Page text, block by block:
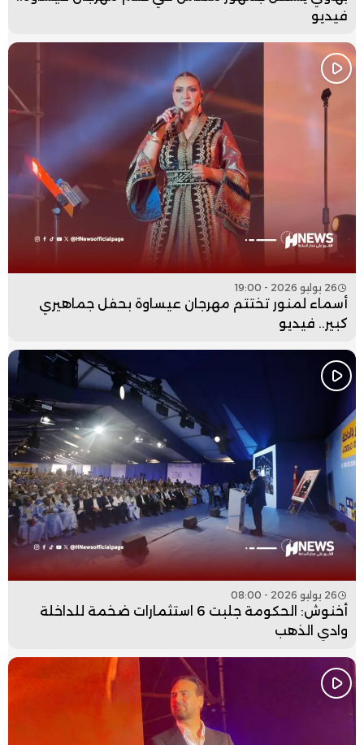
فيديو
26 يوليو 2026 - 19:00
أسماء لمنور تختتم مهرجان عيساوة بحفل جماهيري
كبير.. فيديو
26 يوليو 2026 - 08:00
أخنوش: الحكومة جلبت 6 استثمارات ضخمة للداخلة
وادي الذهب